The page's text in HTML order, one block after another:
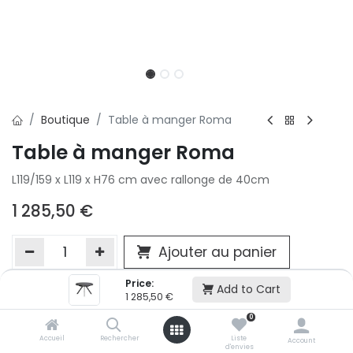
Price:
1 285,50 € Add to Cart
Accueil Rechercher
0
Liste
d'envies
Account
Boutique Table à manger Roma
Table à manger Roma
L119/159 x L119 x H76 cm avec rallonge de 40cm
1 285,50 €
Ajouter au panier
Ajouter à la liste d'envie
Si vous ne pouvez pas ajouter cet article dans votre panier
victime de son succès et momentanément indisponible.